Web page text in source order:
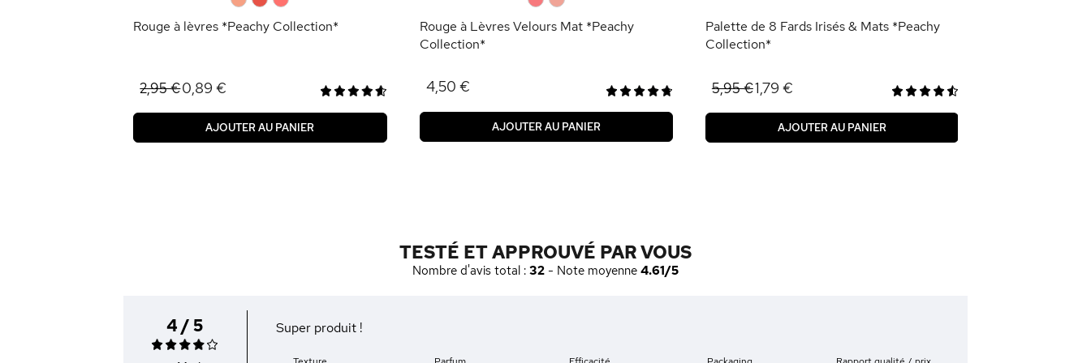
Rouge à lèvres *Peachy Collection*
2,95 €0,89 €
AJOUTER AU PANIER
Rouge à Lèvres Velours Mat *Peachy
Collection*
4,50 €
AJOUTER AU PANIER
Palette de 8 Fards Irisés & Mats *Peachy
Collection*
5,95 €1,79 €
AJOUTER AU PANIER
TESTÉ ET APPROUVÉ PAR VOUS
Nombre d'avis total : 32 - Note moyenne 4.61/5
4 / 5 Super produit !